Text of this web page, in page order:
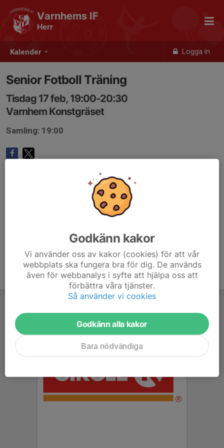
Kalender Logga in
Varnhems IF
Herr
Senior Fotboll Träning
Tisdag 17 feb, 19:00-20:30
Varnhem Konstgräset
Samling: 19:00
Godkänn kakor
Vi använder oss av kakor (cookies) för att vår
webbplats ska fungera bra för dig. De används
även för webbanalys i syfte att hjälpa oss att
förbättra våra tjänster.
Så använder vi cookies
Godkänn alla kakor
Bara nödvändiga